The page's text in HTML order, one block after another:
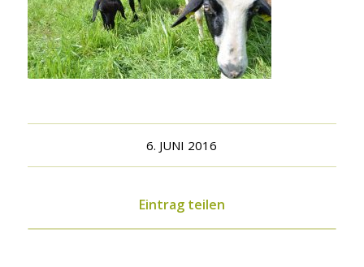
6. JUNI 2016
Eintrag teilen